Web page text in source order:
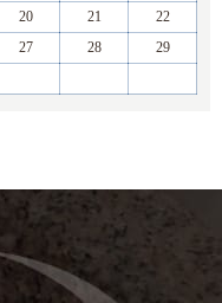
20 21
22
27 28
29